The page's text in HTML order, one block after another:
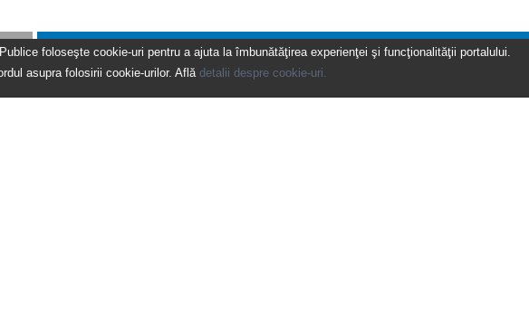
foloseşte cookie-uri pentru a ajuta la îmbunătăţirea experienţei şi funcţionalităţii portalului.
asupra folosirii cookie-urilor. Află detalii despre cookie-uri.